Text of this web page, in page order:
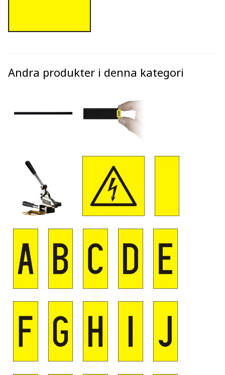
Andra produkter i denna kategori